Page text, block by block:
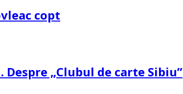
copt
„Clubul de carte Sibiu”